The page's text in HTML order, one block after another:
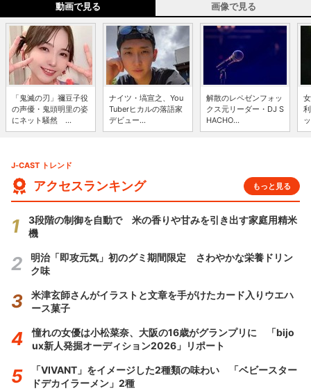
動画で見る 画像で見る
「鬼滅の刃」禰豆子役
の声優・鬼頭明里の姿
にネット騒然 ...
ナイツ・塙宣之、You
Tuberヒカルの落語家
デビュー...
解散のレペゼンフォッ
クス元リーダー・DJ S
HACHO...
J-CAST トレンド
アクセスランキング もっと見る
3段階の制御を自動で 米の香りや甘みを引き出す家庭用精米
機
明治「即攻元気」初のグミ期間限定 さわやかな栄養ドリン
ク味
米津玄師さんがイラストと文章を手がけたカード入りウエハ
ース菓子
憧れの女優は小松菜奈、大阪の16歳がグランプリに 「bijo
ux新人発掘オーディション2026」リポート
「VIVANT」をイメージした2種類の味わい 「ベビースター
ドデカイラーメン」2種